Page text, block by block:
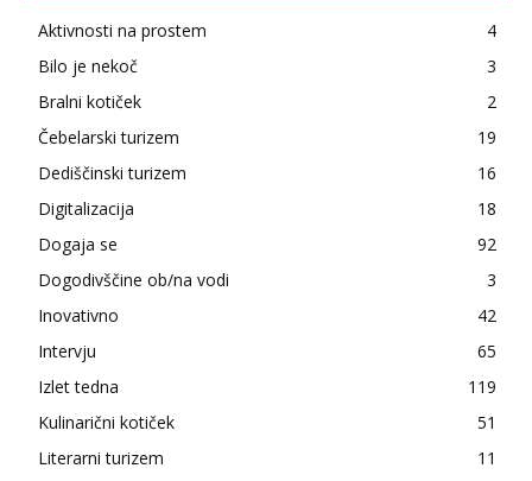
Aktivnosti na prostem
4
Bilo je nekoč
3
Bralni kotiček
2
Čebelarski turizem
19
Dediščinski turizem
16
Digitalizacija
18
Dogaja se
92
Dogodivščine ob/na vodi
3
Inovativno
42
Intervju
65
Izlet tedna
119
Kulinarični kotiček
51
Literarni turizem
11